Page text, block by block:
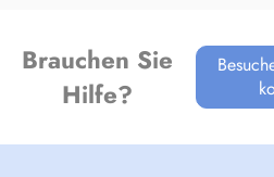
Brauchen Sie
Hilfe?